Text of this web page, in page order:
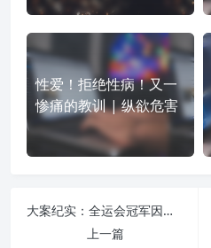
性爱！拒绝性病！又一
惨痛的教训 | 纵欲危害
大案纪实：全运会冠军因邪婬杀死香港股东 | 纵欲危害
上一篇